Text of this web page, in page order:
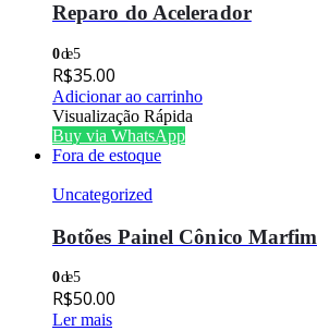
Reparo do Acelerador
0de 5
R$35.00
Adicionar ao carrinho
Visualização Rápida
Buy via WhatsApp
Fora de estoque
Uncategorized
Botões Painel Cônico Marfim
0de 5
R$50.00
Ler mais